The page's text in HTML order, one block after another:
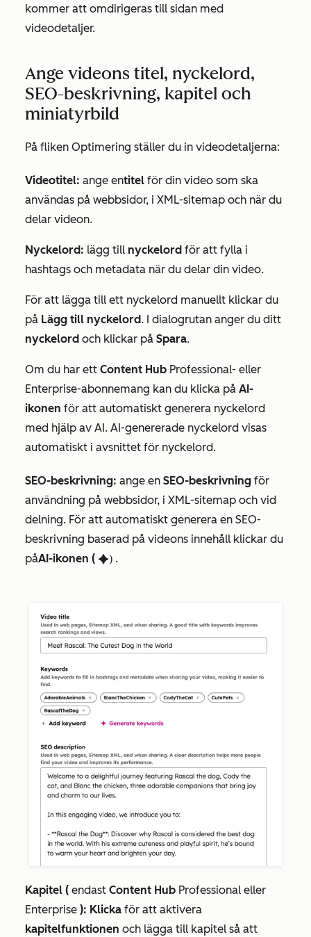
kommer att omdirigeras till sidan med
videodetaljer.
Ange videons titel, nyckelord,
SEO-beskrivning, kapitel och
miniatyrbild
På fliken Optimering ställer du in videodetaljerna:
Videotitel: ange entitel för din video som ska
användas på webbsidor, i XML-sitemap och när du
delar videon.
Nyckelord: lägg till nyckelord för att fylla i
hashtags och metadata när du delar din video.
För att lägga till ett nyckelord manuellt klickar du
på Lägg till nyckelord. I dialogrutan anger du ditt
nyckelord och klickar på Spara.
Om du har ett Content Hub Professional- eller
Enterprise-abonnemang kan du klicka på AI-
ikonen för att automatiskt generera nyckelord
med hjälp av AI. AI-genererade nyckelord visas
automatiskt i avsnittet för nyckelord.
SEO-beskrivning: ange en SEO-beskrivning för
användning på webbsidor, i XML-sitemap och vid
delning. För att automatiskt generera en SEO-
beskrivning baserad på videons innehåll klickar du
påAI-ikonen ( artificialIntelligence) .
Kapitel ( endast Content Hub Professional eller
Enterprise ): Klicka för att aktivera
kapitelfunktionen och lägga till kapitel så att